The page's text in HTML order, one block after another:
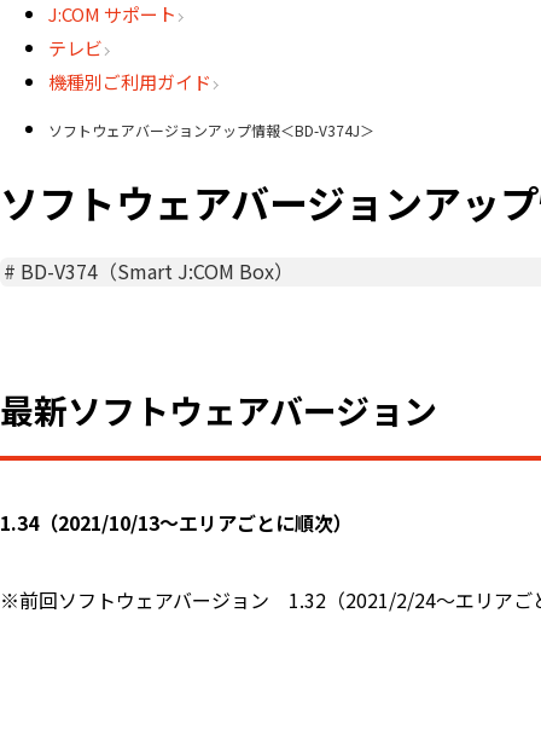
J:COM サポート
テレビ
機種別ご利用ガイド
ソフトウェアバージョンアップ情報＜BD-V374J＞
ソフトウェアバージョンアッ
# BD-V374（Smart J:COM Box）
最新ソフトウェアバージョン
1.34（2021/10/13～エリアごとに順次）
※前回ソフトウェアバージョン 1.32（2021/2/24～エリアご